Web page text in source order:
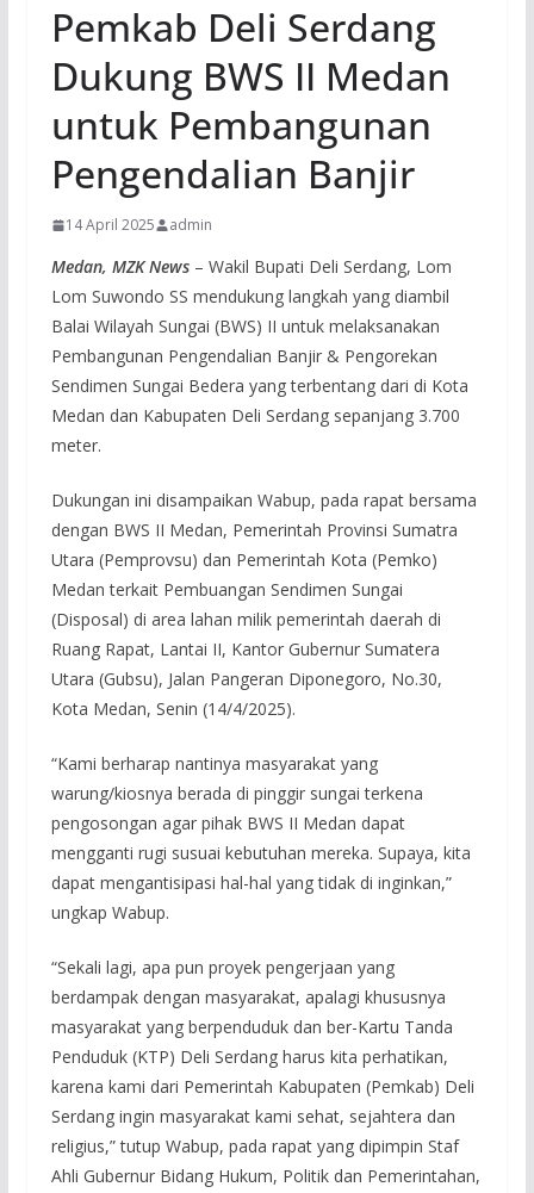
Pemkab Deli Serdang
Dukung BWS II Medan
untuk Pembangunan
Pengendalian Banjir
14 April 2025 admin
Medan, MZK News– Wakil Bupati Deli Serdang, Lom
Lom Suwondo SS mendukung langkah yang diambil
Balai Wilayah Sungai (BWS) II untuk melaksanakan
Pembangunan Pengendalian Banjir & Pengorekan
Sendimen Sungai Bedera yang terbentang dari di Kota
Medan dan Kabupaten Deli Serdang sepanjang 3.700
meter.
Dukungan ini disampaikan Wabup, pada rapat bersama
dengan BWS II Medan, Pemerintah Provinsi Sumatra
Utara (Pemprovsu) dan Pemerintah Kota (Pemko)
Medan terkait Pembuangan Sendimen Sungai
(Disposal) di area lahan milik pemerintah daerah di
Ruang Rapat, Lantai II, Kantor Gubernur Sumatera
Utara (Gubsu), Jalan Pangeran Diponegoro, No.30,
Kota Medan, Senin (14/4/2025).
“Kami berharap nantinya masyarakat yang
warung/kiosnya berada di pinggir sungai terkena
pengosongan agar pihak BWS II Medan dapat
mengganti rugi susuai kebutuhan mereka. Supaya, kita
dapat mengantisipasi hal-hal yang tidak di inginkan,”
ungkap Wabup.
“Sekali lagi, apa pun proyek pengerjaan yang
berdampak dengan masyarakat, apalagi khususnya
masyarakat yang berpenduduk dan ber-Kartu Tanda
Penduduk (KTP) Deli Serdang harus kita perhatikan,
karena kami dari Pemerintah Kabupaten (Pemkab) Deli
Serdang ingin masyarakat kami sehat, sejahtera dan
religius,” tutup Wabup, pada rapat yang dipimpin Staf
Ahli Gubernur Bidang Hukum, Politik dan Pemerintahan,